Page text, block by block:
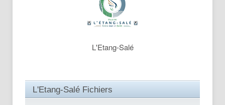
L'Etang-Salé
L'Etang-Salé Fichiers